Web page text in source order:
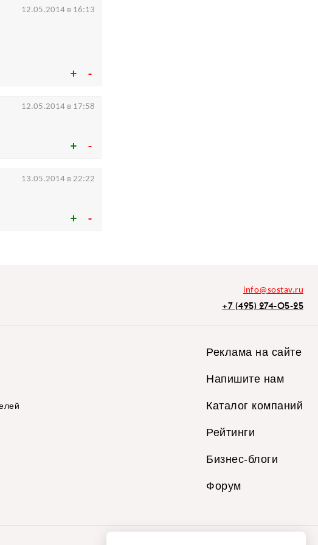
12.05.2014 в 16:13
12.05.2014 в 17:58
13.05.2014 в 22:22
info@sostav.ru
+7 (495) 274-05-25
Реклама на сайте
Напишите нам
Каталог компаний
Рейтинги
Бизнес-блоги
Форум